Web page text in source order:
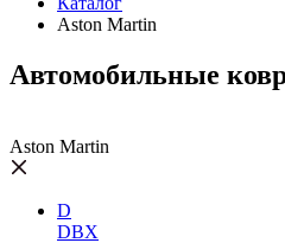
Aston Martin
Автомобильные
Aston Martin
D
DBX